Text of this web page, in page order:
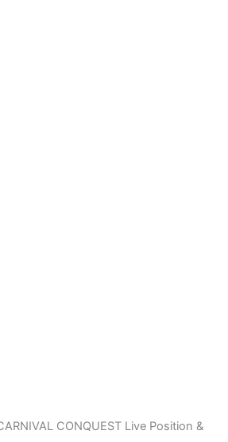
CONQUEST Live Position &